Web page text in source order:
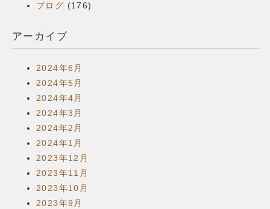
ブログ (176)
アーカイブ
2024年6月
2024年5月
2024年4月
2024年3月
2024年2月
2024年1月
2023年12月
2023年11月
2023年10月
2023年9月